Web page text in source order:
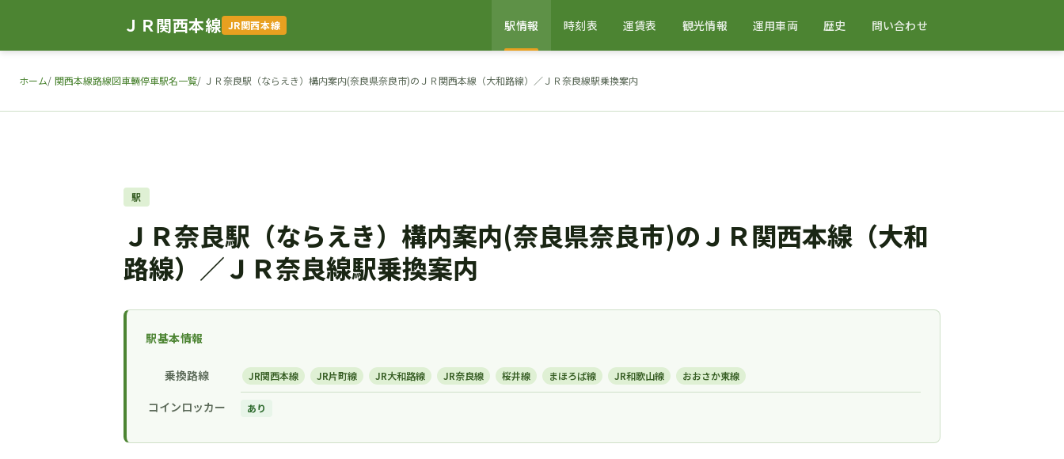
ＪＲ関西本線 JR関西本線 駅情報 時刻表 運賃表 観光情報 運用車両 歴史 問い合わせ
ホーム 関西本線路線図車輛停車駅名一覧 ＪＲ奈良駅（ならえき）構内案内(奈良県奈良市)のＪＲ関西本線（大和路線）／ＪＲ奈良線駅乗換案内
駅
ＪＲ奈良駅（ならえき）構内案内(奈良県奈良市)のＪＲ関西本線（大和
路線）／ＪＲ奈良線駅乗換案内
駅基本情報
乗換路線 JR関西本線 JR片町線 JR大和路線 JR奈良線 桜井線 まほろば線 JR和歌山線 おおさか東線
コインロッカー あり